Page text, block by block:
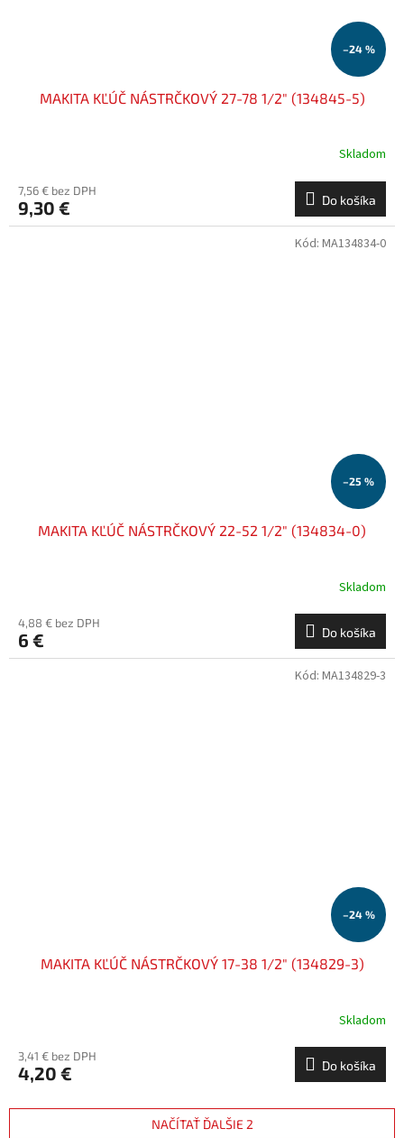
–24 %
MAKITA KĽÚČ NÁSTRČKOVÝ 27-78 1/2" (134845-5)
Skladom
7,56 € bez DPH
9,30 € Do košíka
–25 %
MAKITA KĽÚČ NÁSTRČKOVÝ 22-52 1/2" (134834-0)
Skladom
4,88 € bez DPH
6 € Do košíka
Kód: MA134834-0
–24 %
MAKITA KĽÚČ NÁSTRČKOVÝ 17-38 1/2" (134829-3)
Skladom
3,41 € bez DPH
4,20 € Do košíka
Kód: MA134829-3
NAČÍTAŤ ĎALŠIE 2